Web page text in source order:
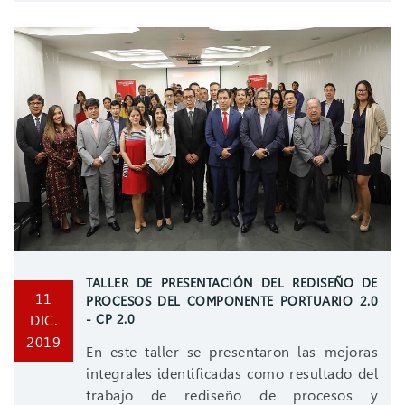
11
DIC.
2019
TALLER DE PRESENTACIÓN DEL REDISEÑO DE
PROCESOS DEL COMPONENTE PORTUARIO 2.0
- CP 2.0
En este taller se presentaron las mejoras
integrales identificadas como resultado del
trabajo de rediseño de procesos y